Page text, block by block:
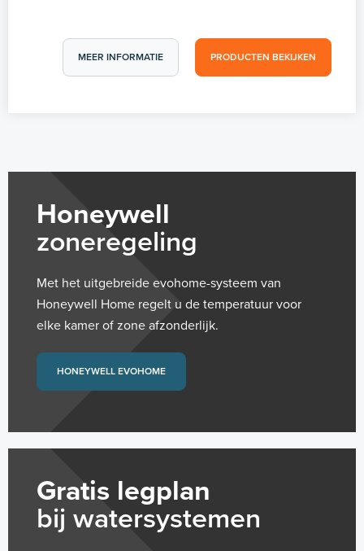
MEER INFORMATIE PRODUCTEN BEKIJKEN
Honeywell
zoneregeling
Met het uitgebreide evohome-systeem van
Honeywell Home regelt u de temperatuur voor
elke kamer of zone afzonderlijk.
HONEYWELL EVOHOME
Gratis legplan
bij watersystemen